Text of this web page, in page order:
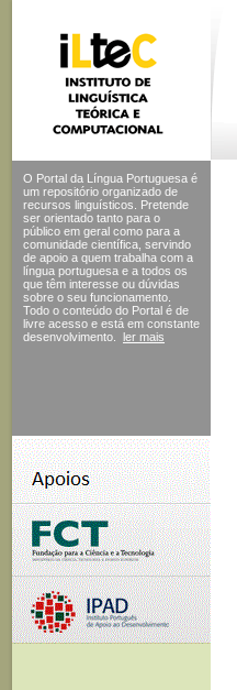
O Portal da Língua Portuguesa é
um repositório organizado de
recursos linguísticos. Pretende
ser orientado tanto para o
público em geral como para a
comunidade científica, servindo
de apoio a quem trabalha com a
língua portuguesa e a todos os
que têm interesse ou dúvidas
sobre o seu funcionamento.
Todo o conteúdo do Portal é de
livre acesso e está em constante
desenvolvimento.
ler mais